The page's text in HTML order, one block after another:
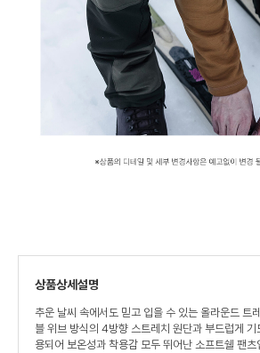
상품상세설명
추운 날씨 속에서도 믿고 입을 수 있는 올라운드 트
블 위브 방식의 4방향 스트레치 원단과 부드럽게 기
용되어 보온성과 착용감 모두 뛰어난 소프트쉘 팬